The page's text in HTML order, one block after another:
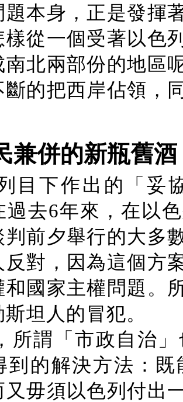
題本身，正是發揮
樣從一個受著以色
南北兩部份的地區
斷的把西岸佔領，
兼併的新瓶舊酒
目下作出的「妥
過去6年來，在以
判前夕舉行的大多
反對，因為這個方
和國家主權問題。
坦人的冒犯。
所謂「市政自治
到的解決方法：
又毋須以色列付出